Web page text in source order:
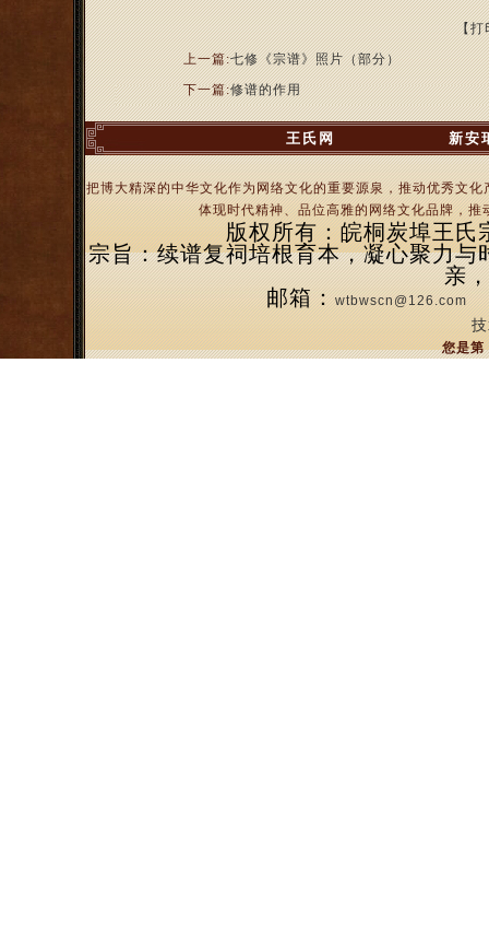
【打
上一篇:七修《宗谱》照片（部分）
下一篇:修谱的作用
王氏网 新安
把博大精深的中华文化作为网络文化的重要源泉，推动优秀文
体现时代精神、品位高雅的网络文化品牌，
版权所有：皖桐炭埠王氏
宗旨：续谱复祠培根育本，凝心聚力
亲
邮箱：wtbwscn@126.com
您是第